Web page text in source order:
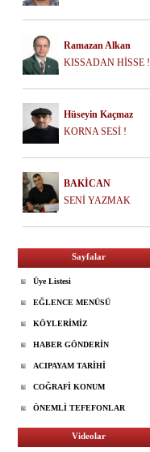
Ramazan Alkan
KISSADAN HİSSE !
Hüseyin Kaçmaz
KORNA SESİ !
BAKİCAN
SENİ YAZMAK
Sayfalar
Üye Listesi
EĞLENCE MENÜSÜ
KÖYLERİMİZ
HABER GÖNDERİN
ACIPAYAM TARİHİ
COĞRAFİ KONUM
ÖNEMLİ TEFEFONLAR
Videolar